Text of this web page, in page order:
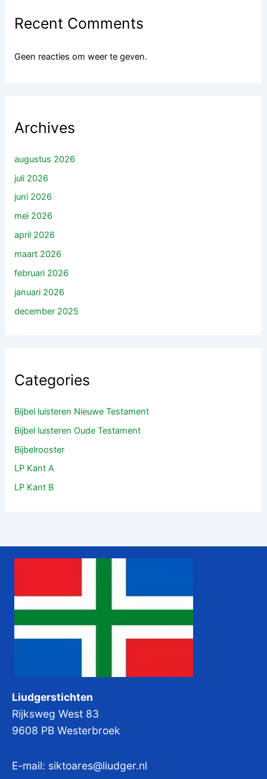
Recent Comments
Geen reacties om weer te geven.
Archives
augustus 2026
juli 2026
juni 2026
mei 2026
april 2026
maart 2026
februari 2026
januari 2026
december 2025
Categories
Bijbel luisteren Nieuwe Testament
Bijbel luisteren Oude Testament
Bijbelrooster
LP Kant A
LP Kant B
Liudgerstichten
Rijksweg West 83
9608 PB Westerbroek
E-mail: siktoares@liudger.nl